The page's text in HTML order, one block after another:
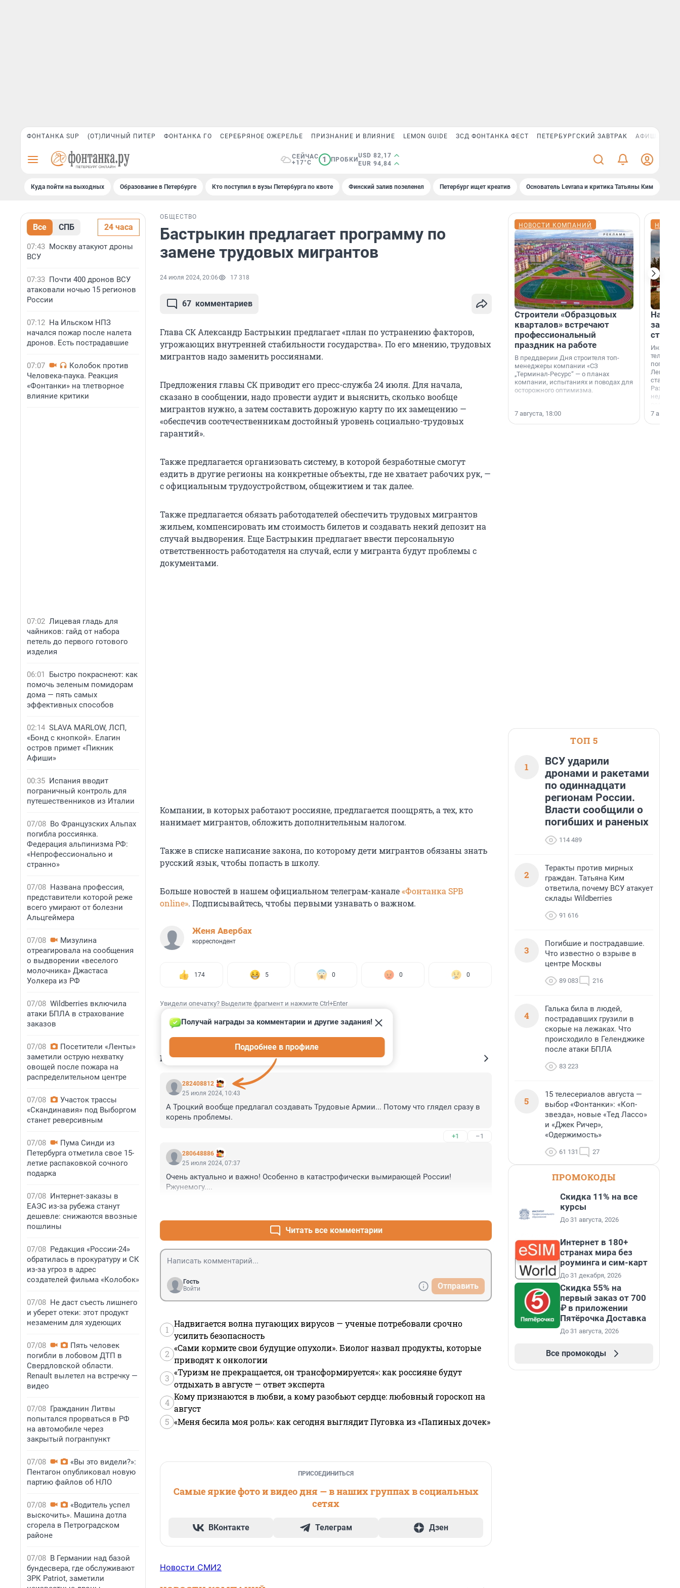
ФОНТАНКА SUP (ОТ)ЛИЧНЫЙ ПИТЕР ФОНТАНКА ГО СЕРЕБРЯНОЕ ОЖЕРЕЛЬЕ ПРИЗНАНИЕ И ВЛИЯНИЕ LEMON GUIDE ЗСД ФОНТАНКА ФЕСТ ПЕТЕРБУРГСКИЙ ЗАВТРАК АФИША PLUS
СЕЙЧАС
+17°C
1 ПРОБКИ
USD 82,17
EUR 94,84
Куда пойти на выходных Образование в Петербурге Кто поступил в вузы Петербурга по квоте Финский залив позеленел Петербург ищет креатив Основатель Levrana и критика Татьяны Ким
Все СПБ 24 часа
07:43 Москву атакуют дроны
ВСУ
07:33 Почти 400 дронов ВСУ
атаковали ночью 15 регионов
России
07:12 На Ильском НПЗ
начался пожар после налета
дронов. Есть пострадавшие
07:07
Колобок против
Человека-паука. Реакция
«Фонтанки» на тлетворное
влияние критики
07:02 Лицевая гладь для
чайников: гайд от набора
петель до первого готового
изделия
06:01
Быстро покраснеют: как
помочь зеленым помидорам
дома — пять самых
эффективных способов
02:14 SLAVA MARLOW, ЛСП,
«Бонд с кнопкой». Елагин
остров примет «Пикник
Афиши»
00:35 Испания вводит
пограничный контроль для
путешественников из Италии
07/08 Во Французских Альпах
погибла россиянка.
Федерация альпинизма РФ:
«Непрофессионально и
странно»
07/08 Названа профессия,
представители которой реже
всего умирают от болезни
Альцгеймера
07/08
Мизулина
отреагировала на сообщения
о выдворении «веселого
молочника» Джастаса
Уолкера из РФ
07/08 Wildberries включила
атаки БПЛА в страхование
заказов
07/08
Посетители «Ленты»
заметили острую нехватку
овощей после пожара на
распределительном центре
07/08
Участок трассы
«Скандинавия» под Выборгом
станет реверсивным
07/08
Пума Синди из
Петербурга отметила свое 15-
летие распаковкой сочного
подарка
07/08 Интернет-заказы в
ЕАЭС из-за рубежа станут
дешевле: снижаются ввозные
пошлины
07/08 Редакция «России-24»
обратилась в прокуратуру и СК
из-за угроз в адрес
создателей фильма «Колобок»
07/08 Не даст съесть лишнего
и уберет отеки: этот продукт
незаменим для худеющих
07/08
Пять человек
погибли в лобовом ДТП в
Свердловской области.
Renault вылетел на встречку —
видео
07/08 Гражданин Литвы
попытался прорваться в РФ
на автомобиле через
закрытый погранпункт
07/08
«Вы это видели?»:
Пентагон опубликовал новую
партию файлов об НЛО
07/08
«Водитель успел
выскочить». Машина дотла
сгорела в Петроградском
районе
07/08 В Германии над базой
бундесвера, где обслуживают
ЗРК Patriot, заметили
ОБЩЕСТВО
Бастрыкин предлагает программу по
замене трудовых мигрантов
24 июля 2024, 20:06 17 318
67 комментариев
Глава СК Александр Бастрыкин предлагает «план по устранению факторов,
угрожающих внутренней стабильности государства». По его мнению, трудовых
мигрантов надо заменить россиянами.
Предложения главы СК приводит его пресс-служба 24 июля. Для начала,
сказано в сообщении, надо провести аудит и выяснить, сколько вообще
мигрантов нужно, а затем составить дорожную карту по их замещению —
«обеспечив соотечественникам достойный уровень социально-трудовых
гарантий».
Также предлагается организовать систему, в которой безработные смогут
ездить в другие регионы на конкретные объекты, где не хватает рабочих рук, —
с официальным трудоустройством, общежитием и так далее.
Также предлагается обязать работодателей обеспечить трудовых мигрантов
жильем, компенсировать им стоимость билетов и создавать некий депозит на
случай выдворения. Еще Бастрыкин предлагает ввести персональную
ответственность работодателя на случай, если у мигранта будут проблемы с
документами.
Компании, в которых работают россияне, предлагается поощрять, а тех, кто
нанимает мигрантов, обложить дополнительным налогом.
Также в списке написание закона, по которому дети мигрантов обязаны знать
русский язык, чтобы попасть в школу.
Больше новостей в нашем официальном телеграм-канале«Фонтанка SPB
online». Подписывайтесь, чтобы первыми узнавать о важном.
Женя Авербах
корреспондент
174 5 0 0 0
Увидели опечатку? Выделите фрагмент и нажмите Ctrl+Enter
КОММЕНТАРИИ 67
282408812
Получай награды за комментарии и другие задания!
Подробнее в профиле
25 июля 2024, 10:43
А Троцкий вообще предлагал создавать Трудовые Армии... Потому что глядел сразу в
корень проблемы.
+1 –1
280648886
25 июля 2024, 07:37
Очень актуально и важно! Особенно в катастрофически вымирающей России!
Ржунемогу....
Читать все комментарии
Гость
Войти
Отправить
1
Надвигается волна пугающих вирусов — ученые потребовали срочно
усилить безопасность
2
«Сами кормите свои будущие опухоли». Биолог назвал продукты, которые
приводят к онкологии
3
«Туризм не прекращается, он трансформируется»: как россияне будут
отдыхать в августе — ответ эксперта
4
Кому признаются в любви, а кому разобьют сердце: любовный гороскоп на
август
5 «Меня бесила моя роль»: как сегодня выглядит Пуговка из «Папиных дочек»
ПРИСОЕДИНИТЬСЯ
Самые яркие фото и видео дня — в наших группах в социальных
сетях
ВКонтакте Телеграм Дзен
Новости СМИ2
НОВОСТИ КОМПАНИЙ
Строители «Образцовых
кварталов» встречают
профессиональный
праздник на работе
В преддверии Дня строителя топ-
менеджеры компании «СЗ
„Терминал-Ресурс“ — о планах
компании, испытаниях и поводах для
осторожного оптимизма.
7 августа, 18:00
На
станции
7
ТОП 5
1
ВСУ ударили
дронами и ракетами
по одиннадцати
регионам России.
Власти сообщили о
погибших и раненых
114 489
2
Теракты против мирных
граждан. Татьяна Ким
ответила, почему ВСУ атакует
склады Wildberries
91 616
3
Погибшие и пострадавшие.
Что известно о взрыве в
центре Москвы
89 083 216
4
Галька била в людей,
пострадавших грузили в
скорые на лежаках. Что
происходило в Геленджике
после атаки БПЛА
83 223
5
15 телесериалов августа —
выбор «Фонтанки»: «Коп-
звезда», новые «Тед Лассо»
и «Джек Ричер»,
«Одержимость»
61 131 27
ПРОМОКОДЫ
Скидка 11% на все
курсы
До 31 августа, 2026
Интернет в 180+
странах мира без
роуминга и сим-карт
До 31 декабря, 2026
Скидка 55% на
первый заказ от 700
₽ в приложении
Пятёрочка Доставка
До 31 августа, 2026
Все промокоды